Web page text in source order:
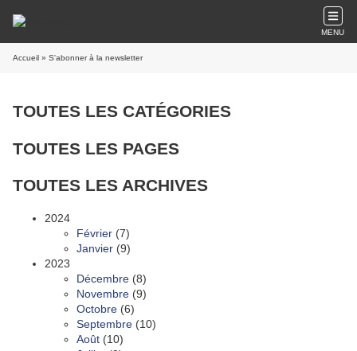
MENU
Accueil » S'abonner à la newsletter
TOUTES LES CATÉGORIES
TOUTES LES PAGES
TOUTES LES ARCHIVES
2024
Février (7)
Janvier (9)
2023
Décembre (8)
Novembre (9)
Octobre (6)
Septembre (10)
Août (10)